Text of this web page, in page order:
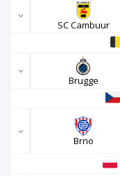
SC Cambuur
Brugge
Brno